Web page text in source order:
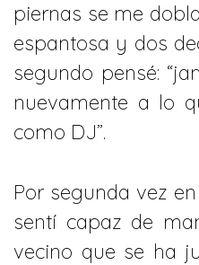
piernas se me
espantosa y dos
segundo pensé:
nuevamente a lo
como DJ”.
Por segunda vez
sentí capaz de
vecino que se ha